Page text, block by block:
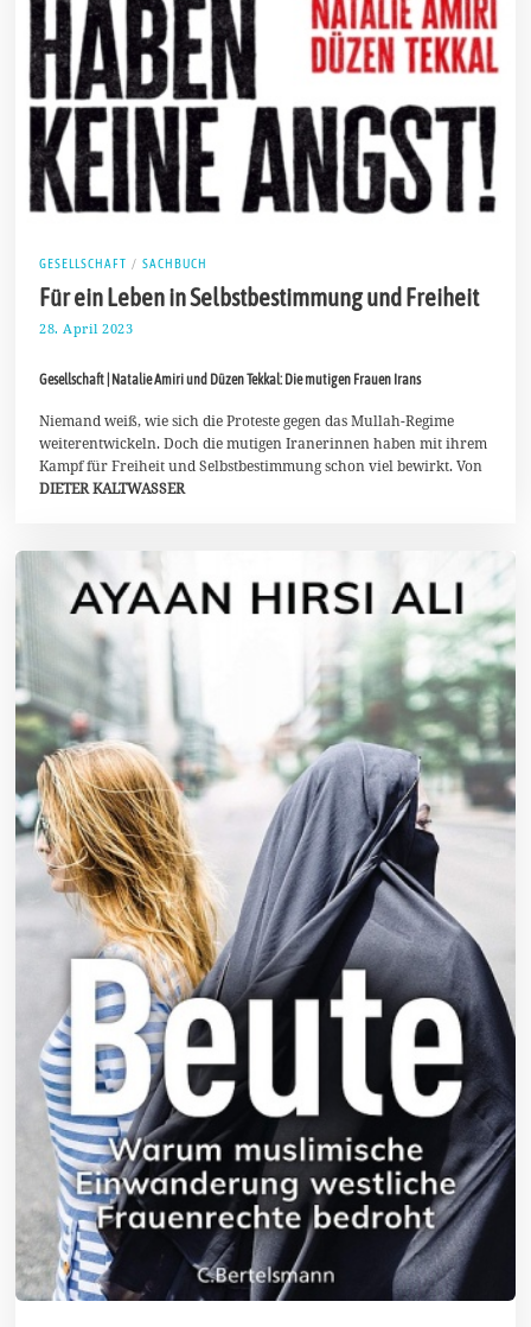
GESELLSCHAFT / SACHBUCH
Für ein Leben in Selbstbestimmung und Freiheit
28. April 2023
a
2
2
3
Gesellschaft | Natalie Amiri und Düzen Tekkal: Die mutigen Frauen Irans
Niemand weiß, wie sich die Proteste gegen das Mullah-Regime
weiterentwickeln. Doch die mutigen Iranerinnen haben mit ihrem
Kampf für Freiheit und Selbstbestimmung schon viel bewirkt. Von
DIETER KALTWASSER